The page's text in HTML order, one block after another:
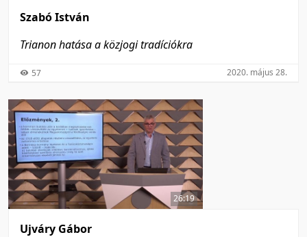
Szabó István
Trianon hatása a közjogi tradíciókra
57 2020. május 28.
26:19
Ujváry Gábor